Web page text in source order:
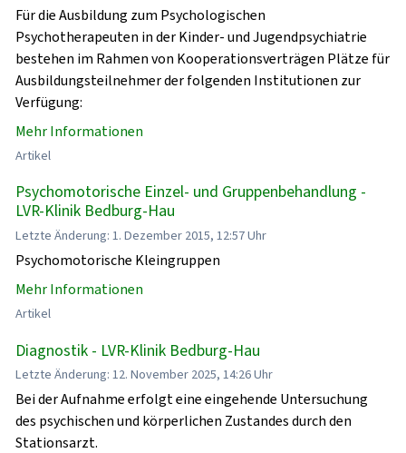
Für die Ausbildung zum Psychologischen
Psychotherapeuten in der Kinder- und Jugendpsychiatrie
bestehen im Rahmen von Kooperationsverträgen Plätze für
Ausbildungsteilnehmer der folgenden Institutionen zur
Verfügung:
Mehr Informationen
Artikel
Psychomotorische Einzel- und Gruppenbehandlung -
LVR-Klinik Bedburg-Hau
Letzte Änderung: 1. Dezember 2015, 12:57 Uhr
Psychomotorische Kleingruppen
Mehr Informationen
Artikel
Diagnostik - LVR-Klinik Bedburg-Hau
Letzte Änderung: 12. November 2025, 14:26 Uhr
Bei der Aufnahme erfolgt eine eingehende Untersuchung
des psychischen und körperlichen Zustandes durch den
Stationsarzt.